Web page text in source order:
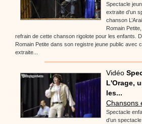
Spectacle
extraite d’un
chanson
Romain
refrain de cette chanson rigolote pour les enfants.
Romain Petite dans son registre jeune public avec
extraite...
Vidéo
L'Orage,
les...
Chansons
Spectacle
d’un